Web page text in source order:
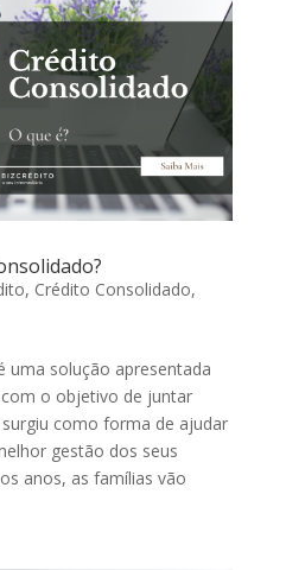
, Crédito Consolidado,
uma solução apresentada
o objetivo de juntar
como forma de ajudar
gestão dos seus
anos, as famílias vão